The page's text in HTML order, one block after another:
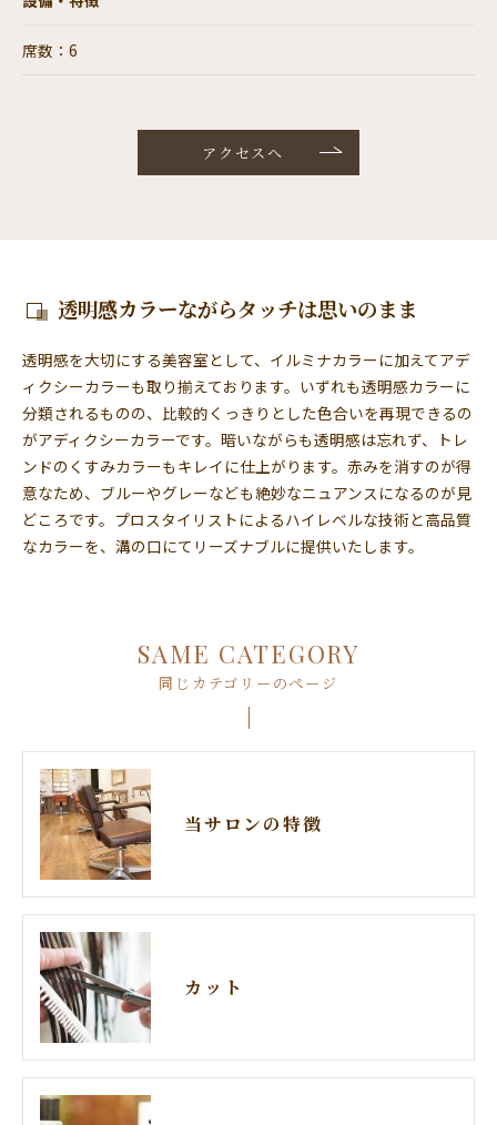
席数：6
アクセスへ
透明感カラーながらタッチは思いのまま
透明感を大切にする美容室として、イルミナカラーに加えてアデ
ィクシーカラーも取り揃えております。いずれも透明感カラーに
分類されるものの、比較的くっきりとした色合いを再現できるの
がアディクシーカラーです。暗いながらも透明感は忘れず、トレ
ンドのくすみカラーもキレイに仕上がります。赤みを消すのが得
意なため、ブルーやグレーなども絶妙なニュアンスになるのが見
どころです。プロスタイリストによるハイレベルな技術と高品質
なカラーを、溝の口にてリーズナブルに提供いたします。
同じカテゴリーのページ
SAME CATEGORY
当サロンの特徴
カット